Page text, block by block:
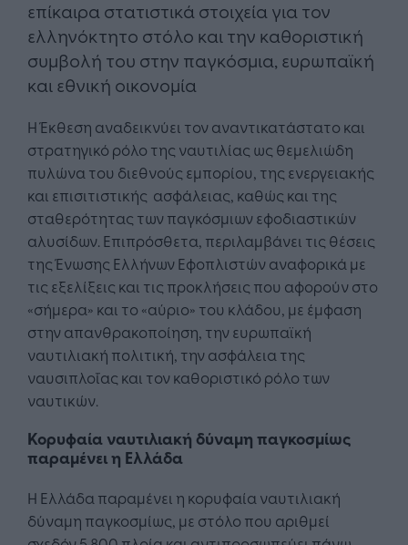
επίκαιρα στατιστικά στοιχεία για τον
ελληνόκτητο στόλο και την καθοριστική
συμβολή του στην παγκόσμια, ευρωπαϊκή
και εθνική οικονομία
Η Έκθεση αναδεικνύει τον αναντικατάστατο και
στρατηγικό ρόλο της ναυτιλίας ως θεμελιώδη
πυλώνα του διεθνούς εμπορίου, της ενεργειακής
και επισιτιστικής ασφάλειας, καθώς και της
σταθερότητας των παγκόσμιων εφοδιαστικών
αλυσίδων. Επιπρόσθετα, περιλαμβάνει τις θέσεις
της Ένωσης Ελλήνων Εφοπλιστών αναφορικά με
τις εξελίξεις και τις προκλήσεις που αφορούν στο
«σήμερα» και το «αύριο» του κλάδου, με έμφαση
στην απανθρακοποίηση, την ευρωπαϊκή
ναυτιλιακή πολιτική, την ασφάλεια της
ναυσιπλοΐας και τον καθοριστικό ρόλο των
ναυτικών.
Κορυφαία ναυτιλιακή δύναμη παγκοσμίως
παραμένει η Ελλάδα
Η Ελλάδα παραμένει η κορυφαία ναυτιλιακή
δύναμη παγκοσμίως, με στόλο που αριθμεί